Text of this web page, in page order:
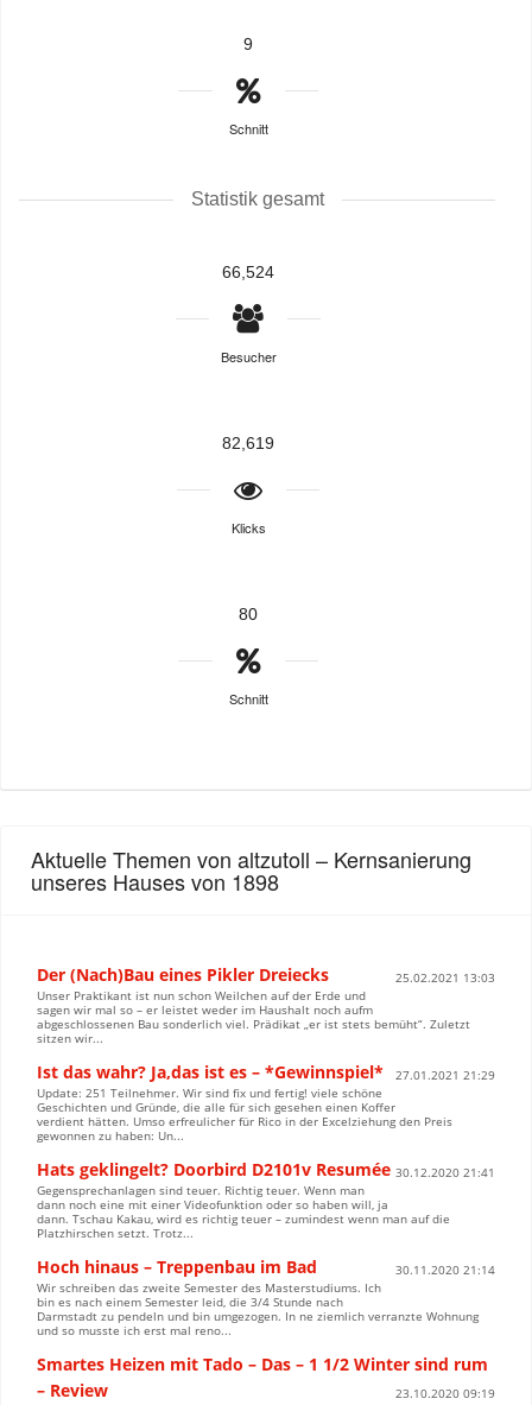
9
Schnitt
Statistik gesamt
66,524
Besucher
82,619
Klicks
80
Schnitt
Aktuelle Themen von altzutoll – Kernsanierung
unseres Hauses von 1898
Der (Nach)Bau eines Pikler Dreiecks
25.02.2021 13:03
Unser Praktikant ist nun schon Weilchen auf der Erde und
sagen wir mal so – er leistet weder im Haushalt noch aufm
abgeschlossenen Bau sonderlich viel. Prädikat „er ist stets bemüht“. Zuletzt
sitzen wir...
Ist das wahr? Ja,das ist es – *Gewinnspiel*
27.01.2021 21:29
Update: 251 Teilnehmer. Wir sind fix und fertig! viele schöne
Geschichten und Gründe, die alle für sich gesehen einen Koffer
verdient hätten. Umso erfreulicher für Rico in der Excelziehung den Preis
gewonnen zu haben: Un...
Hats geklingelt? Doorbird D2101v Resumée 30.12.2020 21:41
Gegensprechanlagen sind teuer. Richtig teuer. Wenn man
dann noch eine mit einer Videofunktion oder so haben will, ja
dann. Tschau Kakau, wird es richtig teuer – zumindest wenn man auf die
Platzhirschen setzt. Trotz...
Hoch hinaus – Treppenbau im Bad
30.11.2020 21:14
Wir schreiben das zweite Semester des Masterstudiums. Ich
bin es nach einem Semester leid, die 3/4 Stunde nach
Darmstadt zu pendeln und bin umgezogen. In ne ziemlich verranzte Wohnung
und so musste ich erst mal reno...
Smartes Heizen mit Tado – Das – 1 1/2 Winter sind rum
– Review
23.10.2020 09:19